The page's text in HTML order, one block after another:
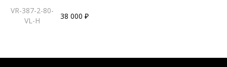
VR-387-2-80-
VL-H
38 000 ₽